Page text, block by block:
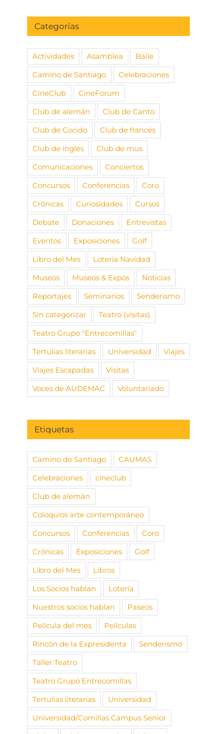
Categorías
Actividades Asamblea
Baile
Camino de Santiago
Celebraciones
CineClub
CineForum
Club de alemán
Club de Canto
Club de Cocido
Club de francés
Club de inglés
Club de mus
Comunicaciones
Conciertos
Concursos
Conferencias
Coro
Crónicas
Curiosidades
Cursos
Debate
Donaciones
Entrevistas
Eventos
Exposiciones
Golf
Libro del Mes
Lotería Navidad
Museos
Museos & Expos
Noticias
Reportajes
Seminarios
Senderismo
Sin categorizar
Teatro (visitas)
Teatro Grupo "Entrecomillas"
Tertulias literarias
Universidad
Viajes
Viajes Escapadas
Visitas
Voces de AUDEMAC
Voluntariado
Etiquetas
Camino de Santiago
CAUMAS
Celebraciones
cineclub
Club de alemán
Coloquios arte contemporáneo
Concursos
Conferencias
Coro
Crónicas
Exposiciones
Golf
Libro del Mes
Libros
Los Socios hablan
Lotería
Nuestros socios hablan
Paseos
Película del mes
Películas
Rincón de la Expresidenta
Senderismo
Taller Teatro
Teatro Grupo Entrecomillas
Tertulias literarias
Universidad
Universidad/Comillas Campus Senior